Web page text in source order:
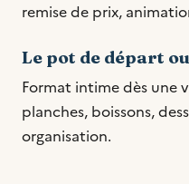
remise de prix,
Le pot de départ
Format intime dès une
planches, boissons,
organisation.